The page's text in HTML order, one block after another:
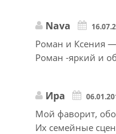
Nava
Роман и Ксения
Роман -яркий и
Ира
Мой фаворит,
Их семейные